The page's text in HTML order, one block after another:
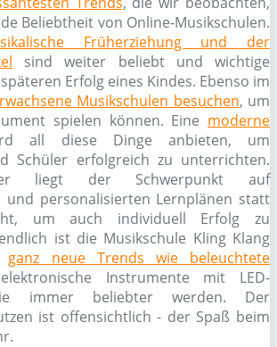
Beliebtheit von Online-Musikschulen.
Früherziehung und der
sind weiter beliebt und wichtige
Erfolg eines Kindes. Ebenso im
Musikschulen besuchen, um
spielen können. Eine moderne
all diese Dinge anbieten, um
Schüler erfolgreich zu unterrichten.
liegt der Schwerpunkt auf
und personalisierten Lernplänen statt
um auch individuell Erfolg zu
ist die Musikschule Kling Klang
ganz neue Trends wie beleuchtete
Instrumente mit LED-
immer beliebter werden. Der
ist offensichtlich - der Spaß beim